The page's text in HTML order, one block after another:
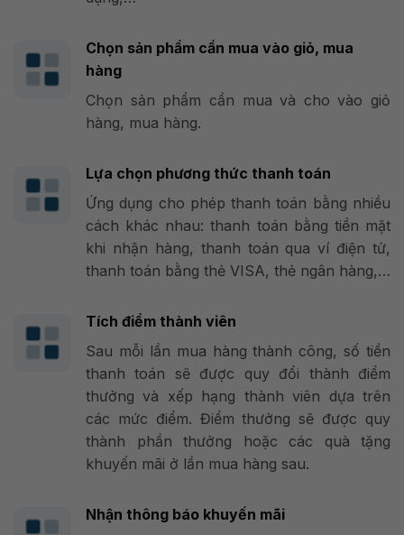
Chọn sản phẩm cần mua vào giỏ, mua
hàng
Chọn sản phẩm cần mua và cho vào giỏ
hàng, mua hàng.
Lựa chọn phương thức thanh toán
Ứng dụng cho phép thanh toán bằng nhiều
cách khác nhau: thanh toán bằng tiền mặt
khi nhận hàng, thanh toán qua ví điện tử,
thanh toán bằng thẻ VISA, thẻ ngân hàng,…
Tích điểm thành viên
Sau mỗi lần mua hàng thành công, số tiền
thanh toán sẽ được quy đổi thành điểm
thưởng và xếp hạng thành viên dựa trên
các mức điểm. Điểm thưởng sẽ được quy
thành phần thưởng hoặc các quà tặng
khuyến mãi ở lần mua hàng sau.
Nhận thông báo khuyến mãi